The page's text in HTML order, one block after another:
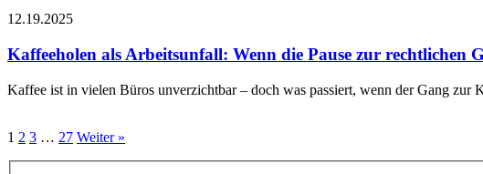
12.19.2025
Kaffeeholen als Arbeitsunfall: Wenn die Pause zur rechtlichen
Kaffee ist in vielen Büros unverzichtbar – doch was passiert, wenn der Gang zur
1 2 3 … 27 Weiter »